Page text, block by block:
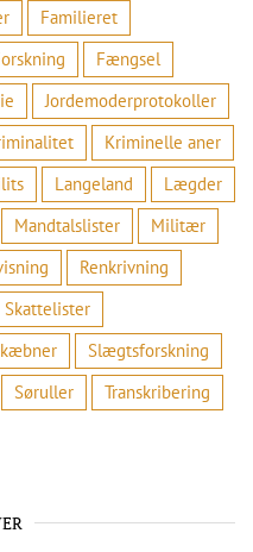
Familieret
Fængsel
Jordemoderprotokoller
Kriminelle aner
Langeland
Lægder
Mandtalslister
Militær
Renkrivning
Skattelister
Slægtsforskning
Søruller
Transkribering